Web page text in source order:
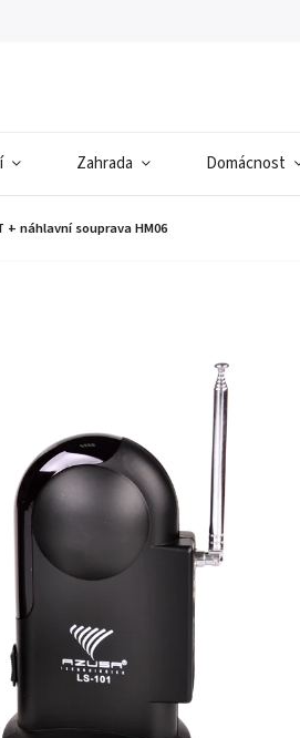
Zahrada Domácnost
+ náhlavní souprava HM06